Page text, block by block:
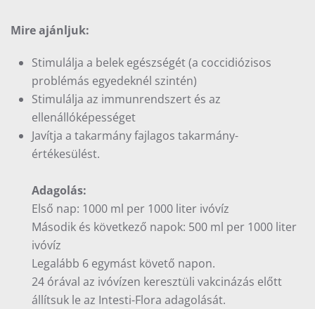
Mire ajánljuk:
Stimulálja a belek egészségét (a coccidiózisos
problémás egyedeknél szintén)
Stimulálja az immunrendszert és az
ellenállóképességet
Javítja a takarmány fajlagos takarmány-
értékesülést.
Adagolás:
Első nap: 1000 ml per 1000 liter ivóvíz
Második és következő napok: 500 ml per 1000 liter
ivóvíz
Legalább 6 egymást követő napon.
24 órával az ivóvízen keresztüli vakcinázás előtt
állítsuk le az Intesti-Flora adagolását.